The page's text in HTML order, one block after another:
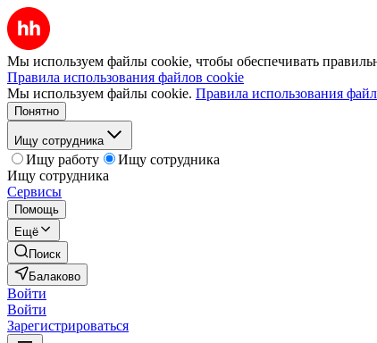
Мы используем файлы cookie, чтобы обеспечивать
Правила использования файлов cookie
Мы используем файлы cookie. Правила использования
Понятно
Ищу сотрудника
Ищу работу
Ищу сотрудника
Ищу сотрудника
Сервисы
Помощь
Ещё
Поиск
Балаково
Войти
Войти
Зарегистрироваться